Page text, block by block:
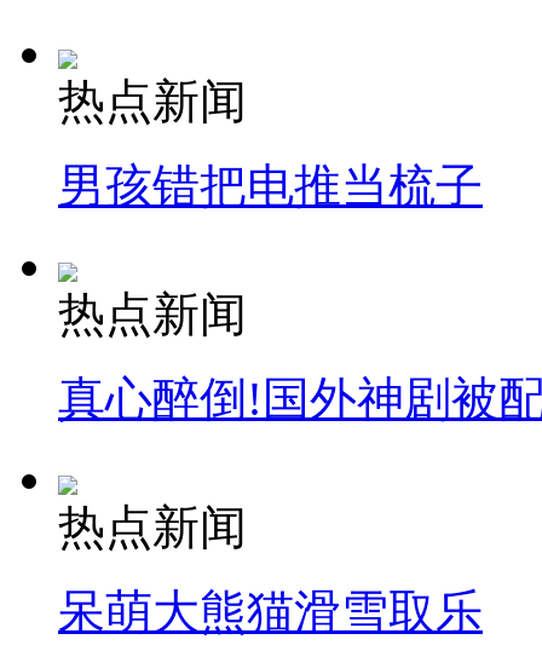
热点新闻
男孩错把电推当梳子
热点新闻
真心醉倒!国外神剧被
热点新闻
呆萌大熊猫滑雪取乐